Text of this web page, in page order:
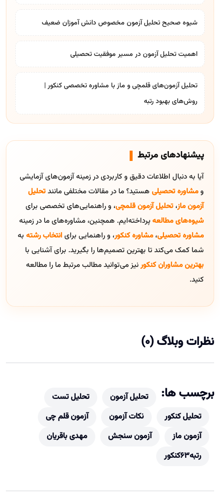
شیوه صحیح تحلیل آزمون مخصوص دانش آموزان ضعیف
اهمیت تحلیل آزمون در مسیر موفقیت تحصیلی
تحلیل آزمون‌های قلمچی و ماز با مشاوره تخصصی کنکور |
روش‌های بهبود رتبه
پیشنهادهای مرتبط
آیا به دنبال اطلاعات دقیق و کاربردی در زمینه آزمون‌های آزمایشی
ومشاوره تحصیلی هستید؟ ما در مقالات مختلفی مانندتحلیل
آزمون ماز، تحلیل آزمون قلمچی، و راهنمایی‌های تخصصی برای
شیوه‌های مطالعهپرداخته‌ایم. همچنین، مشاوره‌های ما در زمینه
مشاوره تحصیلی، مشاوره کنکور، و راهنمایی برایانتخاب رشته به
شما کمک می‌کند تا بهترین تصمیم‌ها را بگیرید. برای آشنایی با
بهترین مشاوران کنکورنیز می‌توانید مطالب مرتبط ما را مطالعه
کنید.
نظرات وبلاگ (0)
برچسب ها: تحلیل آزمون
تحلیل تست
تحلیل کنکور
نکات آزمون
آزمون قلم چی
آزمون ماز
آزمون سنجش
مهدی باقریان
رتبه63کنکور